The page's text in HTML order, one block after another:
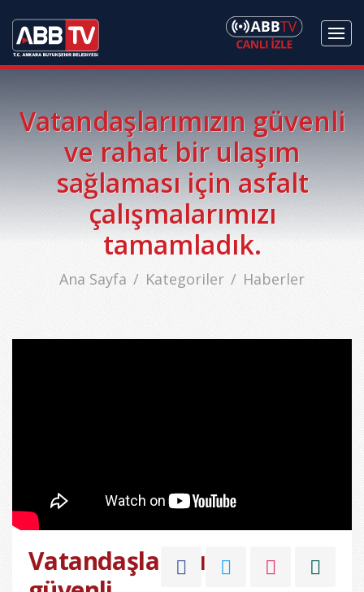
Vatandaşlarımızın güvenli
ve rahat bir ulaşım
sağlaması için asfalt
çalışmalarımızı
tamamladık.
Ana Sayfa Kategoriler Haberler
Vatandaşlarımızın